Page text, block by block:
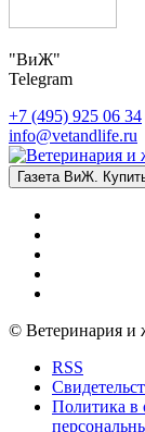
"ВиЖ"
Telegram
+7 (495) 925 06 34
info@vetandlife.ru
Газета ВиЖ.
© Ветеринария и
RSS
Политика в